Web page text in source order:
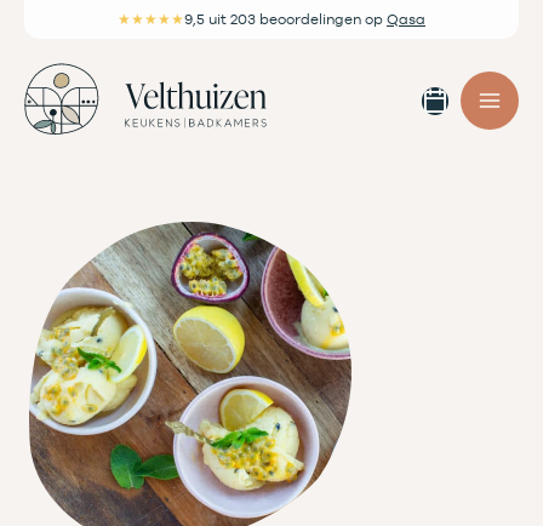
inhoud
★★★★★9,5 uit 203 beoordelingen op Qasa
maken